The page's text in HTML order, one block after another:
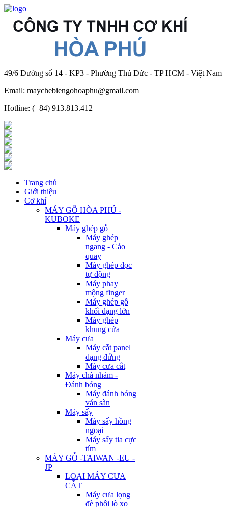
49/6 Đường số 14 - KP3 - Phường Thủ Đức - TP HCM - Việt Nam
Email: maychebiengohoaphu@gmail.com
Hotline: (+84) 913.813.412
Trang chủ
Giới thiệu
Cơ khí
MÁY GỖ HÒA PHÚ -
KUBOKE
Máy ghép gỗ
Máy ghép
ngang - Cảo
quay
Máy ghép dọc
tự động
Máy phay
mộng finger
Máy ghép gỗ
khối dạng lớn
Máy ghép
khung cửa
Máy cưa
Máy cắt panel
dạng đứng
Máy cưa cắt
Máy chà nhám -
Đánh bóng
Máy đánh bóng
ván sàn
Máy sấy
Máy sấy hồng
ngoại
Máy sấy tia cực
tím
MÁY GỖ -TAIWAN -EU -
JP
LOẠI MÁY CƯA
CẮT
Máy cưa lọng
đè phôi lò xo